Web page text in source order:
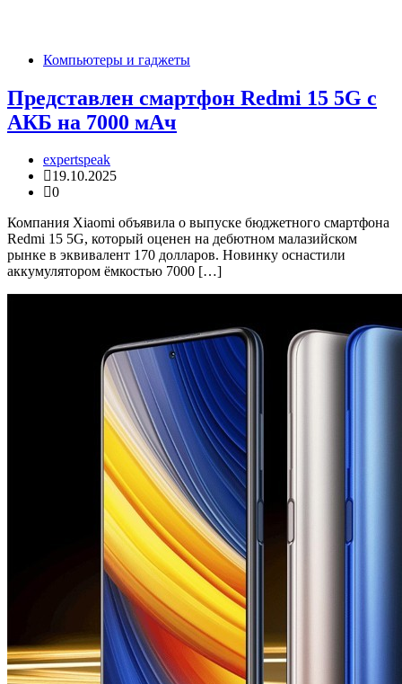
Компьютеры и гаджеты
Представлен смартфон Redmi 15 5G с
АКБ на 7000 мАч
expertspeak
19.10.2025
0
Компания Xiaomi объявила о выпуске бюджетного смартфона
Redmi 15 5G, который оценен на дебютном малазийском
рынке в эквивалент 170 долларов. Новинку оснастили
аккумулятором ёмкостью 7000 […]